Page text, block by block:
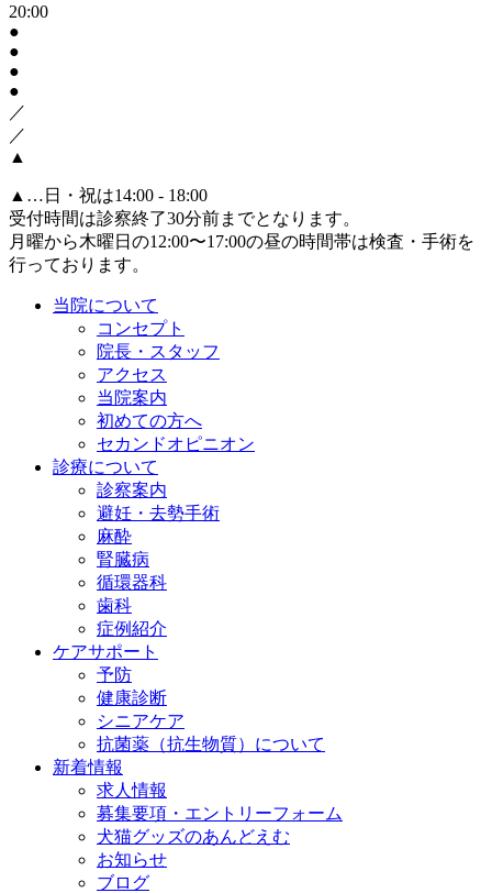
20:00
●
●
●
●
／
／
▲
▲ …日・祝は14:00 - 18:00
受付時間は診察終了30分前までとなります。
月曜から木曜日の12:00〜17:00の昼の時間帯は検査・手術を
行っております。
当院について
コンセプト
院長・スタッフ
アクセス
当院案内
初めての方へ
セカンドオピニオン
診療について
診察案内
避妊・去勢手術
麻酔
腎臓病
循環器科
歯科
症例紹介
ケアサポート
予防
健康診断
シニアケア
抗菌薬（抗生物質）について
新着情報
求人情報
募集要項・エントリーフォーム
犬猫グッズのあんどえむ
お知らせ
ブログ